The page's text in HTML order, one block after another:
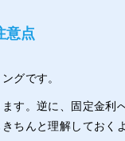
意点
グです。
す。逆に、固定金利
ちんと理解しておく